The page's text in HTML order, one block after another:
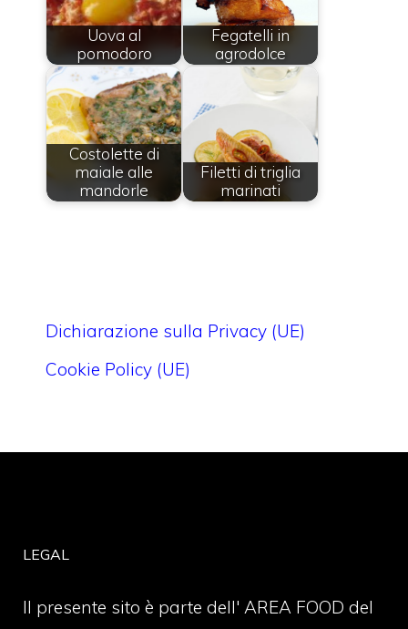
Uova al
pomodoro
Fegatelli in
agrodolce
Costolette di
maiale alle
mandorle
Filetti di triglia
marinati
Dichiarazione sulla Privacy (UE)
Cookie Policy (UE)
LEGAL
Il presente sito è parte dell' AREA FOOD del